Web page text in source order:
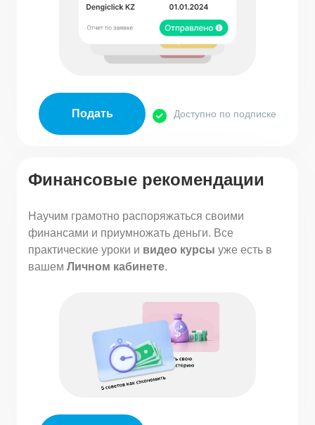
Подать Доступно по подписке
Финансовые рекомендации
Научим грамотно распоряжаться своими
финансами и приумножать деньги. Все
практические уроки и видео курсы уже есть в
вашем Личном кабинете.